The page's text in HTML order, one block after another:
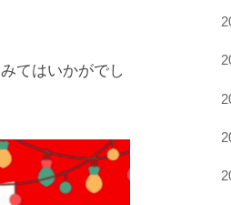
てはいかがでし